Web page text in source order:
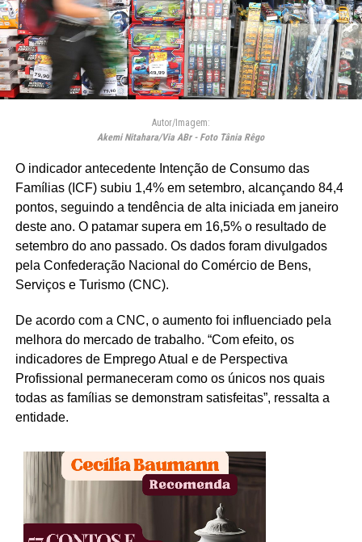
Autor/Imagem:
Akemi Nitahara/Via ABr - Foto Tânia Rêgo
O indicador antecedente Intenção de Consumo das
Famílias (ICF) subiu 1,4% em setembro, alcançando 84,4
pontos, seguindo a tendência de alta iniciada em janeiro
deste ano. O patamar supera em 16,5% o resultado de
setembro do ano passado. Os dados foram divulgados
pela Confederação Nacional do Comércio de Bens,
Serviços e Turismo (CNC).
De acordo com a CNC, o aumento foi influenciado pela
melhora do mercado de trabalho. “Com efeito, os
indicadores de Emprego Atual e de Perspectiva
Profissional permaneceram como os únicos nos quais
todas as famílias se demonstram satisfeitas”, ressalta a
entidade.